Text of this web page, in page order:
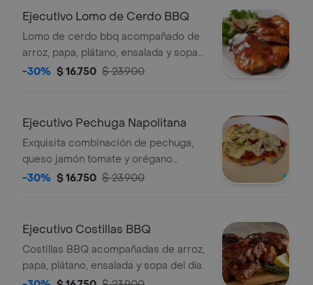
Ejecutivo Lomo de Cerdo BBQ
Lomo de cerdo bbq acompañado de
arroz, papa, plátano, ensalada y sopa
del día.
-30% $ 16.750 $ 23.900
Ejecutivo Pechuga Napolitana
Exquisita combinación de pechuga,
queso jamón tomate y orégano
acompañado de arroz, papa, plátano,
-30% $ 16.750 $ 23.900
Ejecutivo Costillas BBQ
Costillas BBQ acompañadas de arroz,
papa, plátano, ensalada y sopa del día.